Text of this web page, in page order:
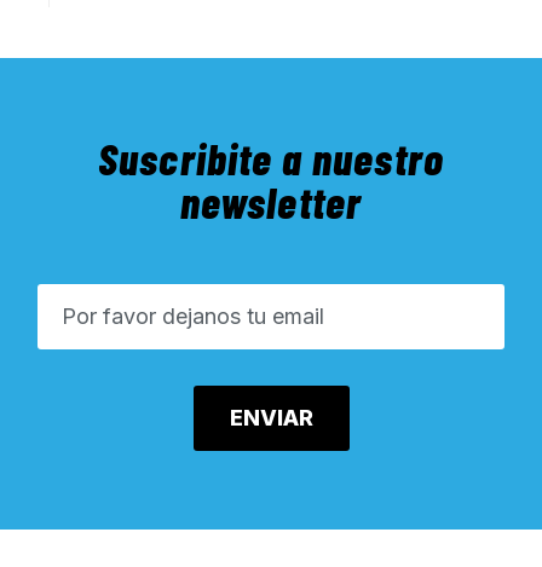
Suscribite a nuestro
newsletter